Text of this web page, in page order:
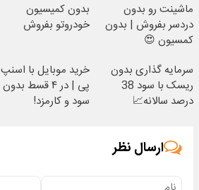
ماشینت رو بدون
دردسر بفروش | بدون
کمسیون 😍
بدون کمیسیون
خودروتو بفروش
سرمایه گذاری بدون
ریسک با سود 38
درصد سالانه📈
خرید موبایل با اسنپ
پی | در ۴ قسط بدون
سود و کارمزد!
ارسال نظر